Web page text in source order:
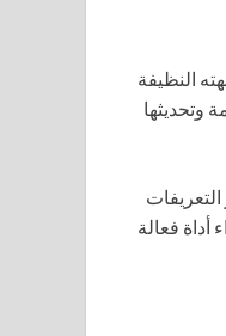
النظيفة
وتحديثها
فعالة